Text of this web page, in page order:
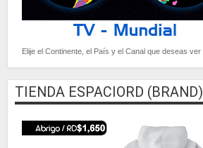
Elije el Continente, el País y el Canal que deseas ver
TIENDA ESPACIORD (BRAND)